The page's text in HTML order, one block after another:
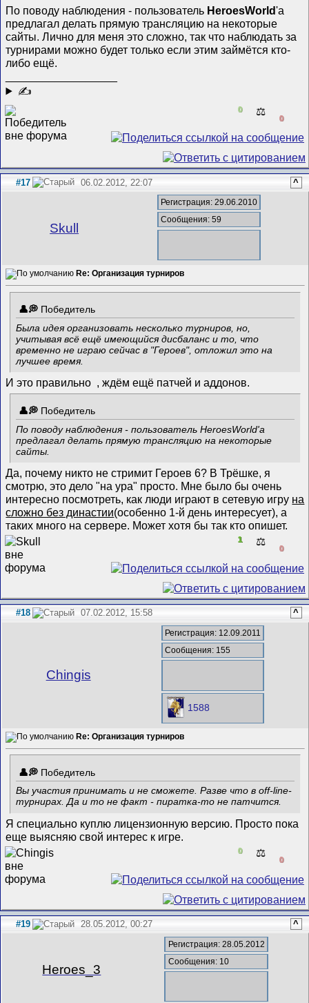
По поводу наблюдения - пользователь HeroesWorld'а
предлагал делать прямую трансляцию на некоторые
сайты. Лично для меня это сложно, так что наблюдать за
турнирами можно будет только если этим займётся кто-
либо ещё.
✍
0 ⚖️
0
#17 06.02.2012, 22:07 ^
Skull
Регистрация: 29.06.2010
Сообщения: 59
Re: Организация турниров
Победитель
Была идея организовать несколько турниров, но,
учитывая всё ещё имеющийся дисбаланс и то, что
временно не играю сейчас в "Героев", отложил это на
лучшее время.
И это правильно , ждём ещё патчей и аддонов.
Победитель
По поводу наблюдения - пользователь HeroesWorld'а
предлагал делать прямую трансляцию на некоторые
сайты.
Да, почему никто не стримит Героев 6? В Трёшке, я
смотрю, это дело "на ура" просто. Мне было бы очень
интересно посмотреть, как люди играют в сетевую игру на
сложно без династии(особенно 1-й день интересует), а
таких много на сервере. Может хотя бы так кто опишет.
1 ⚖️
0
#18 07.02.2012, 15:58 ^
Chingis
Регистрация: 12.09.2011
Сообщения: 155
1588
Re: Организация турниров
Победитель
Вы участия принимать и не сможете. Разве что в off-line-
турнирах. Да и то не факт - пиратка-то не патчится.
Я специально куплю лицензионную версию. Просто пока
еще выясняю свой интерес к игре.
0 ⚖️
0
#19 28.05.2012, 00:27 ^
Heroes_3
Регистрация: 28.05.2012
Сообщения: 10